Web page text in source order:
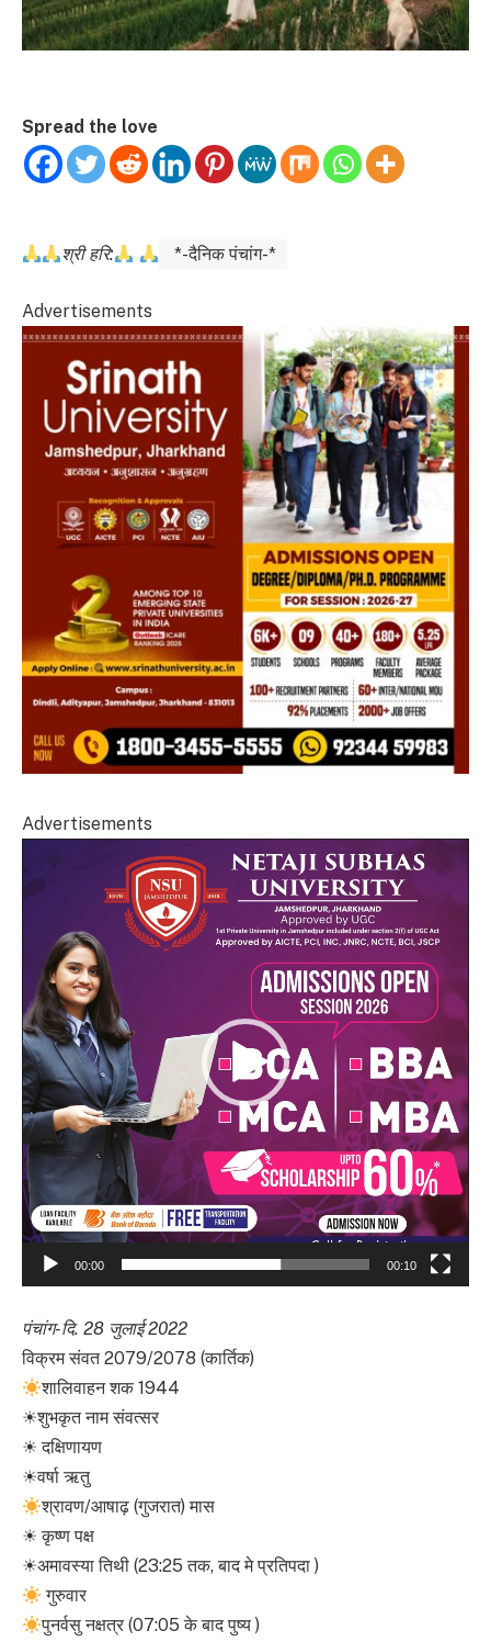
Spread the love
श्री हरि: *-दैनिक पंचांग-*
Advertisements
Advertisements
Player
00:00 00:10
पंचांग-दि. 28 जुलाई 2022
विक्रम संवत 2079/2078 (कार्तिक)
शालिवाहन शक 1944
☀शुभकृत नाम संवत्सर
☀ दक्षिणायण
☀वर्षा ऋतु
श्रावण/आषाढ़ (गुजरात) मास
☀ कृष्ण पक्ष
☀अमावस्या तिथी (23:25 तक, बाद मे प्रतिपदा )
गुरुवार
पुनर्वसु नक्षत्र (07:05 के बाद पुष्य )